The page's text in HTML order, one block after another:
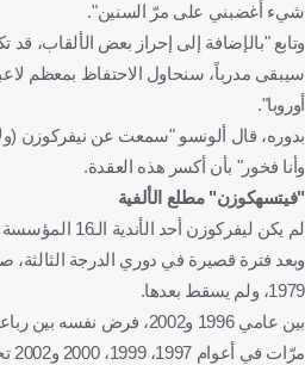
شيء أغضبني على مرّ السنين".
وتابع "بالإضافة إلى إحراز بعض الألقاب، قد
سيبقى مدرباً، سنحاول الاحتفاظ بمعظم
أوروبا".
بدوره، قال ألونسو "سمعت عن نيفركوزن
وأنا فخور" بأن أكسر هذه العقدة.
"فيتسهكوزن" مطلع الألفية
وبعد فترة قصيرة في دوري الدرجة الثالثة،
1979، ولم يسقط بعدها.
بين عامي 1996 و2002، فرض